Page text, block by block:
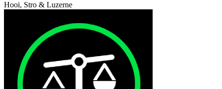
Hooi, Stro & Luzerne